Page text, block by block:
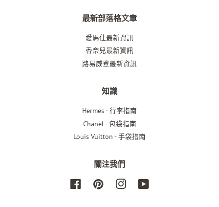
最新部落格文章
愛馬仕最新資訊
香奈兒最新資訊
路易威登最新資訊
知識
Hermes - 行李指南
Chanel - 包袋指南
Louis Vuitton - 手袋指南
關注我們
Facebook Pinterest Instagram